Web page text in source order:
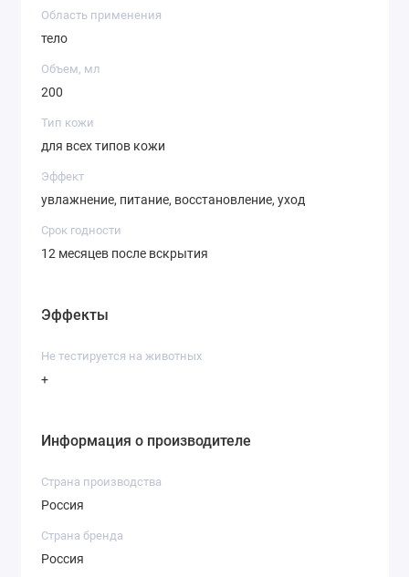
бережно защищает от агрессивных
Экстракт Алоэ — антиоксидант,
увеличивает синтез коллагена,
стимулирует обменные процессы.
Ниацинамид стимулирует синтез
коллагена, оказывает увлажняющее
улучшает микроциркуляцию.
Экстракт плодов грейпфрута
антиоксидант, обладает
Экстракт листьев чая ройбуш
противовоспалительный и
антиоксидантный эффект.
защищает, ускоряет обмен на
клеточном уровне.
Область применения
тело
Объем, мл
200
Тип кожи
для всех типов кожи
Эффект
увлажнение, питание, восстановление, уход
Срок годности
12 месяцев после вскрытия
Эффекты
Не тестируется на животных
+
Информация о производителе
Страна производства
Россия
Страна бренда
Россия